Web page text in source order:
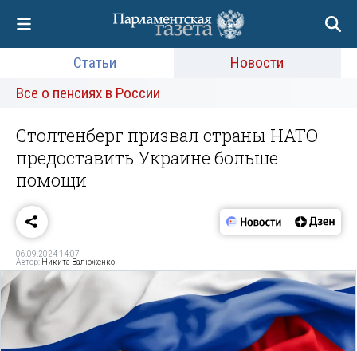
Статьи
Новости
Все о пенсиях в России
Столтенберг призвал страны НАТО
предоставить Украине больше
помощи
06.09.2024 14:07
Автор: Никита Валюженко